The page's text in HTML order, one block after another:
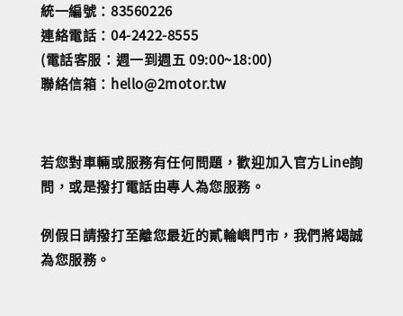
統一編號：83560226
連絡電話：04-2422-8555
(電話客服：週一到週五 09:00~18:00)
聯絡信箱：hello@2motor.tw
若您對車輛或服務有任何問題，歡迎加入官方Line詢
問，或是撥打電話由專人為您服務。
例假日請撥打至離您最近的貳輪嶼門市，我們將竭誠
為您服務。